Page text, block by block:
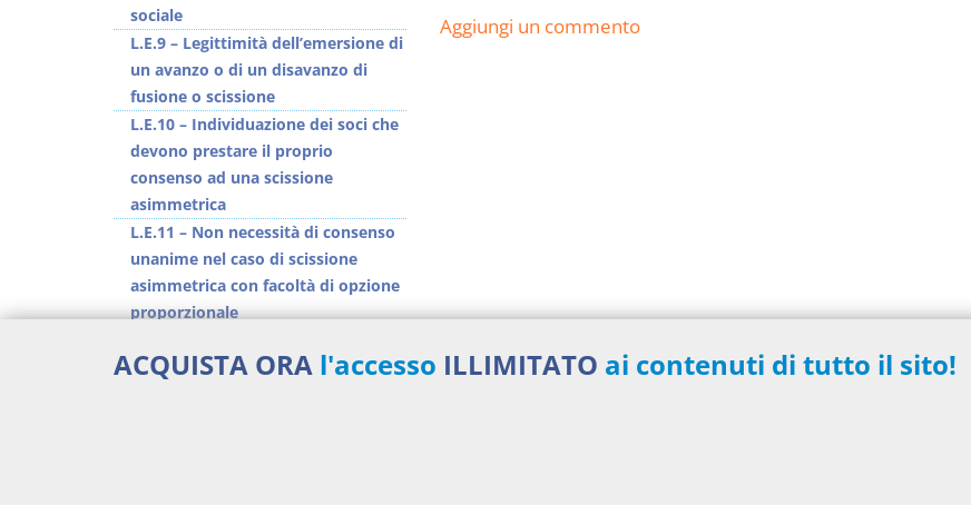
Aggiungi un commento
sociale
L.E.9 – Legittimità dell’emersione di
un avanzo o di un disavanzo di
fusione o scissione
L.E.10 – Individuazione dei soci che
devono prestare il proprio
consenso ad una scissione
asimmetrica
L.E.11 – Non necessità di consenso
unanime nel caso di scissione
asimmetrica con facoltà di opzione
proporzionale
ACQUISTA ORA l'accesso ILLIMITATO ai contenuti di tutto il sito!